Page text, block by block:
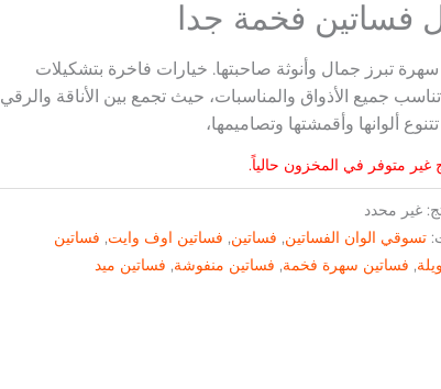
فساتين فخمة جدا
تبرز جمال وأنوثة صاحبتها. خيارات فاخرة بتشكيلات
جميع الأذواق والمناسبات، حيث تجمع بين الأناقة والرقي
ألوانها وأقمشتها وتصاميمها،
غير متوفر في المخزون حالياً.
غير محدد
تسوقي الوان الفساتين, فساتين, فساتين اوف وايت, فساتين
, فساتين سهرة فخمة, فساتين منفوشة, فساتين ميد